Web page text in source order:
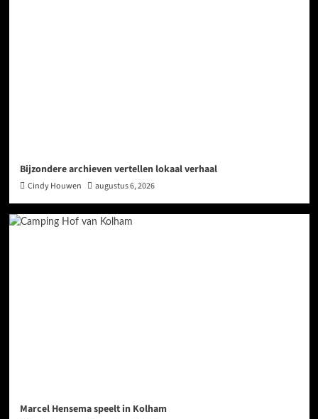
Bijzondere archieven vertellen lokaal verhaal
Cindy Houwen augustus 6, 2026
Marcel Hensema speelt in Kolham